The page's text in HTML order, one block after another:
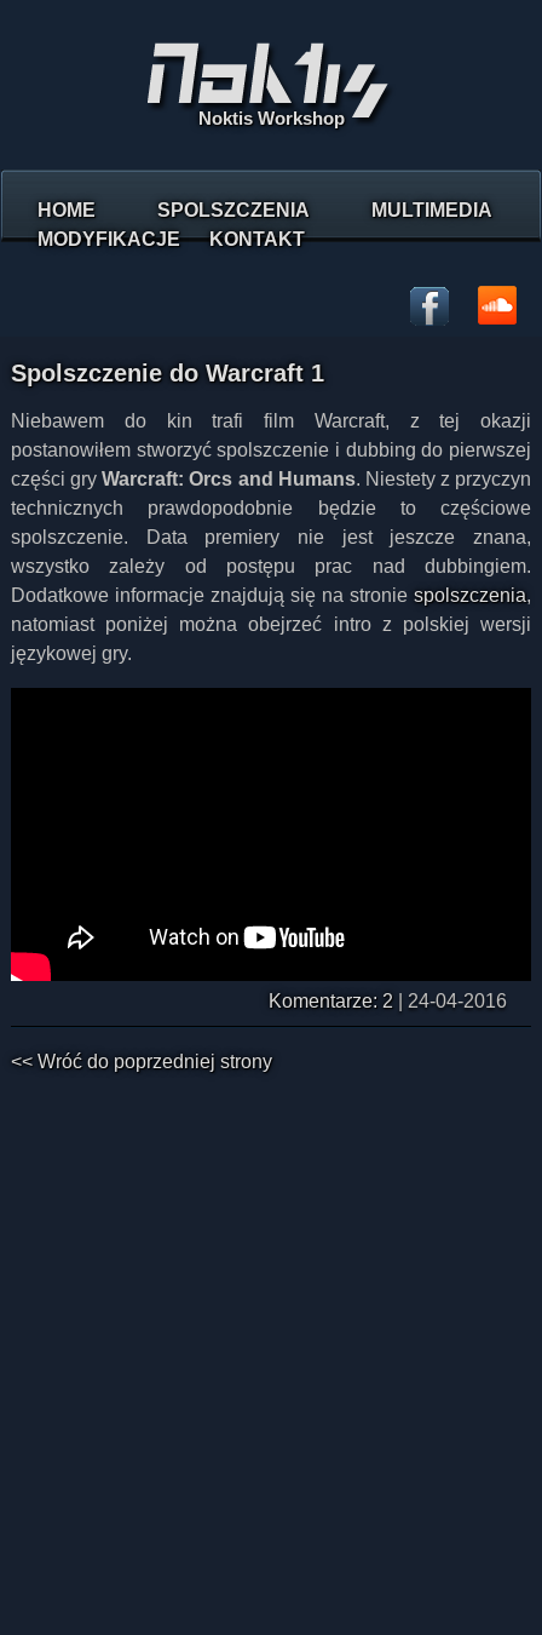
Noktis Workshop
HOME SPOLSZCZENIA
MULTIMEDIA
MODYFIKACJE
KONTAKT
Spolszczenie do Warcraft 1
Niebawem do kin trafi film Warcraft, z tej okazji
postanowiłem stworzyć spolszczenie i dubbing do pierwszej
części gryWarcraft: Orcs and Humans. Niestety z przyczyn
technicznych prawdopodobnie będzie to częściowe
spolszczenie. Data premiery nie jest jeszcze znana,
wszystko zależy od postępu prac nad dubbingiem.
Dodatkowe informacje znajdują się na stronie spolszczenia,
natomiast poniżej można obejrzeć intro z polskiej wersji
językowej gry.
Komentarze: 2 24-04-2016
<< Wróć do poprzedniej strony